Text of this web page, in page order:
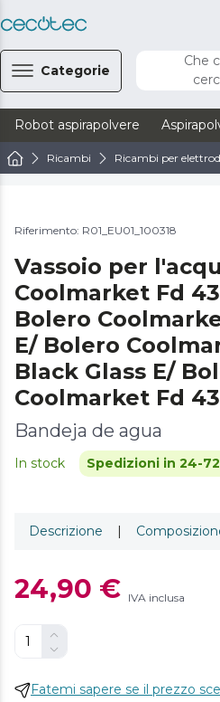
Categorie
Che
Robot aspirapolvere
Ricambi Ricambi per
Riferimento: R01_EU01_100318
Vassoio per
Coolmarket Fd
Bolero
E/ Bolero
Black Glass E/
Coolmarket Fd
Bandeja de agua
In stock Spedizioni in 24-
Descrizione |
24,90 € IVA inclusa
Fatemi sapere se il prezzo